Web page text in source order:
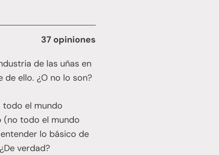
37 opiniones
de las uñas en
ello. ¿O no lo son?
todo el mundo
(no todo el mundo
lo básico de
verdad?